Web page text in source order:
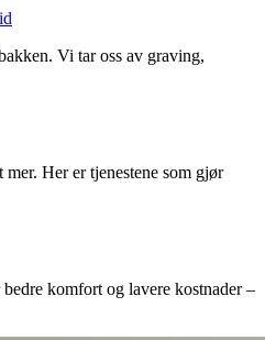
Vi tar oss av graving,
Her er tjenestene som gjør
komfort og lavere kostnader –